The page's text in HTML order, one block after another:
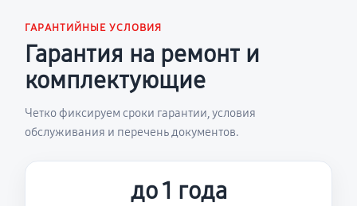
ГАРАНТИЙНЫЕ УСЛОВИЯ
Гарантия на ремонт и
комплектующие
Четко фиксируем сроки гарантии, условия
обслуживания и перечень документов.
до 1 года